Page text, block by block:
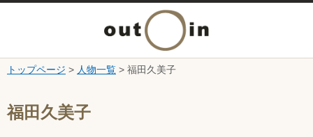
本文へ
ニ
ー
トップページ > 人物一覧 > 福田久美子
福田久美子